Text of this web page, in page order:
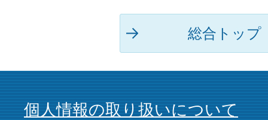
総合トップ
個人情報の取り扱いについて